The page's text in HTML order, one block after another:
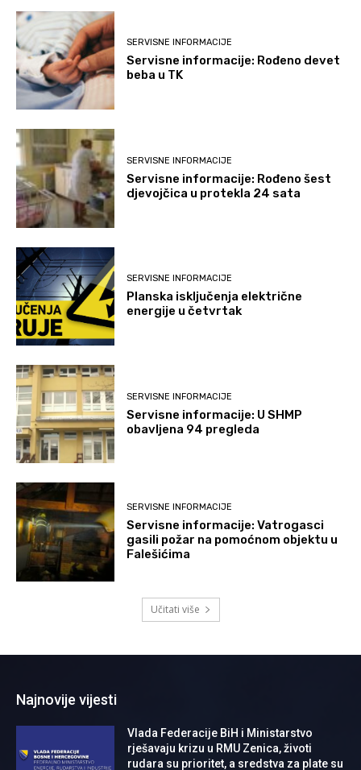
SERVISNE INFORMACIJE
Servisne informacije: Rođeno devet
beba u TK
SERVISNE INFORMACIJE
Servisne informacije: Rođeno šest
djevojčica u protekla 24 sata
SERVISNE INFORMACIJE
Planska isključenja električne
energije u četvrtak
SERVISNE INFORMACIJE
Servisne informacije: U SHMP
obavljena 94 pregleda
SERVISNE INFORMACIJE
Servisne informacije: Vatrogasci
gasili požar na pomoćnom objektu u
Falešićima
Učitati više
Najnovije vijesti
Vlada Federacije BiH i Ministarstvo
rješavaju krizu u RMU Zenica, životi
rudara su prioritet, a sredstva za plate su